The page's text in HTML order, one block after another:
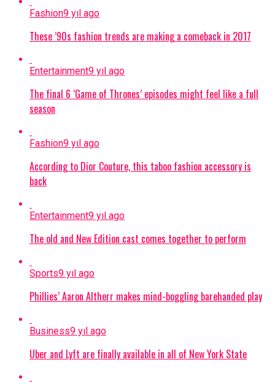
Fashion9 yıl ago
These ’90s fashion trends are making a comeback in 2017
Entertainment9 yıl ago
The final 6 ‘Game of Thrones’ episodes might feel like a full
season
Fashion9 yıl ago
According to Dior Couture, this taboo fashion accessory is
back
Entertainment9 yıl ago
The old and New Edition cast comes together to perform
Sports9 yıl ago
Phillies’ Aaron Altherr makes mind-boggling barehanded play
Business9 yıl ago
Uber and Lyft are finally available in all of New York State